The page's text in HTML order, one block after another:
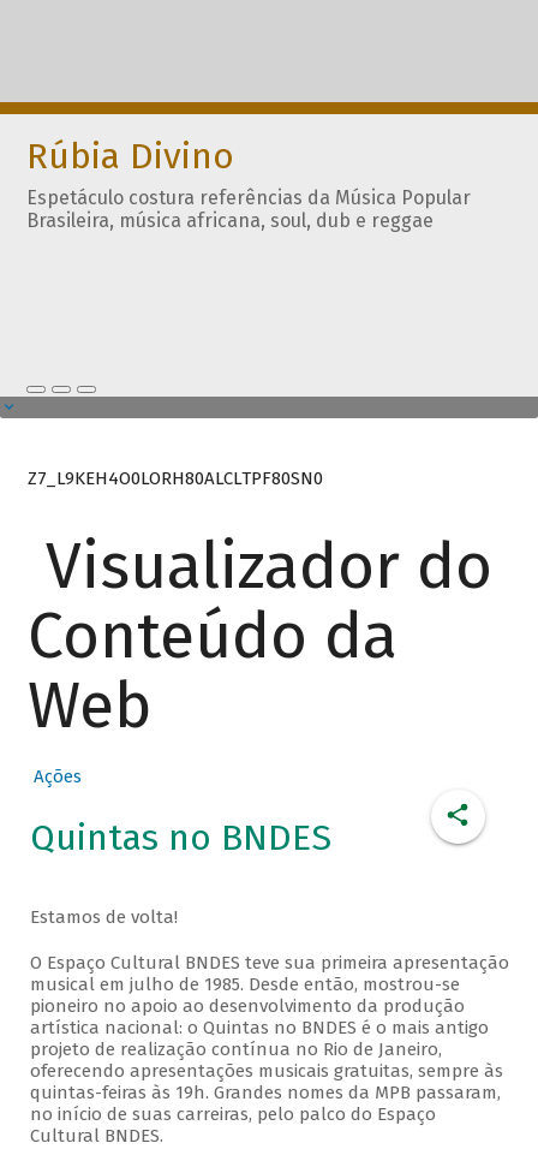
Rúbia Divino
Espetáculo costura referências da Música Popular
Brasileira, música africana, soul, dub e reggae
Z7_L9KEH4O0LORH80ALCLTPF80SN0
Visualizador do
Conteúdo da
Web
Ações
Quintas no BNDES
Estamos de volta!
O Espaço Cultural BNDES teve sua primeira apresentação
musical em julho de 1985. Desde então, mostrou-se
pioneiro no apoio ao desenvolvimento da produção
artística nacional: o Quintas no BNDES é o mais antigo
projeto de realização contínua no Rio de Janeiro,
oferecendo apresentações musicais gratuitas, sempre às
quintas-feiras às 19h. Grandes nomes da MPB passaram,
no início de suas carreiras, pelo palco do Espaço
Cultural BNDES.